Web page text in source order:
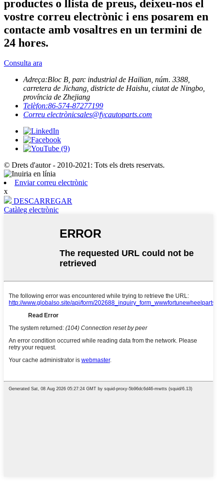
productes o llista de preus, deixeu-nos el
vostre correu electrònic i ens posarem en
contacte amb vosaltres en un termini de
24 hores.
Consulta ara
Adreça:Bloc B, parc industrial de Hailian, núm. 3388,
carretera de Jichang, districte de Haishu, ciutat de Ningbo,
província de Zhejiang
Telèfon:86-574-87277199
Correu electrònicsales@fycautoparts.com
© Drets d'autor - 2010-2021: Tots els drets reservats.
Enviar correu electrònic
x
DESCARREGAR
Catàleg electrònic